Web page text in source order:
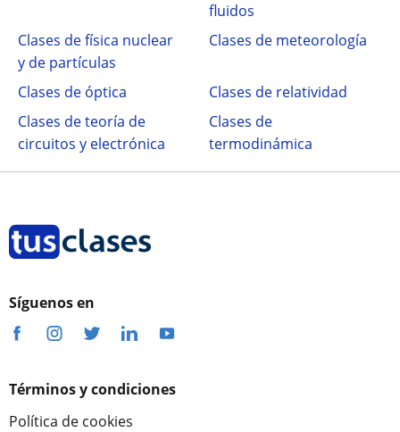
fluidos
Clases de física nuclear
y de partículas
Clases de meteorología
Clases de óptica
Clases de relatividad
Clases de teoría de
circuitos y electrónica
Clases de
termodinámica
Síguenos en
Términos y condiciones
Política de cookies